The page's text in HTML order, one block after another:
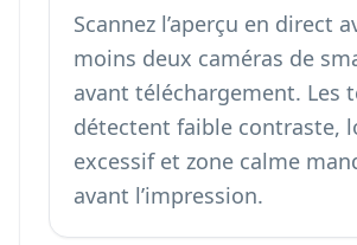
Scannez l’aperçu en direct
moins deux caméras de
avant téléchargement. Les
détectent faible contraste,
excessif et zone calme
avant l’impression.